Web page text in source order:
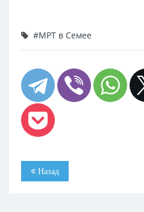
#МРТ в Семее
Назад